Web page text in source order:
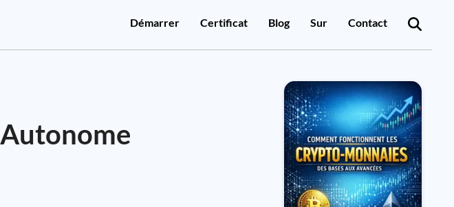
Démarrer Certificat Blog Sur Contact